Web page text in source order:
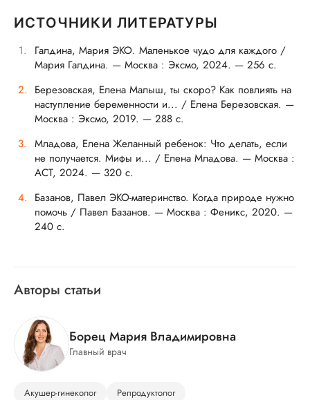
ИСТОЧНИКИ ЛИТЕРАТУРЫ
Галдина, Мария ЭКО. Маленькое чудо для каждого /
Мария Галдина. — Москва : Эксмо, 2024. — 256 с.
Березовская, Елена Малыш, ты скоро? Как повлиять на
наступление беременности и... / Елена Березовская. —
Москва : Эксмо, 2019. — 288 с.
Младова, Елена Желанный ребенок: Что делать, если
не получается. Мифы и... / Елена Младова. — Москва :
АСТ, 2024. — 320 с.
Базанов, Павел ЭКО-материнство. Когда природе нужно
помочь / Павел Базанов. — Москва : Феникс, 2020. —
240 с.
Авторы статьи
Борец Мария Владимировна
Главный врач
Акушер-гинеколог Репродуктолог